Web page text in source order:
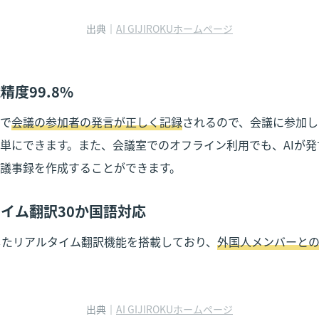
出典｜ AI GIJIROKUホームページ
度99.8%
会議の参加者の発言が正しく記録されるので、会議に参加
にできます。また、会議室でのオフライン利用でも、AIが
事録を作成することができます。
ム翻訳30か国語対応
リアルタイム翻訳機能を搭載しており、 外国人メンバーと
出典｜ AI GIJIROKUホームページ